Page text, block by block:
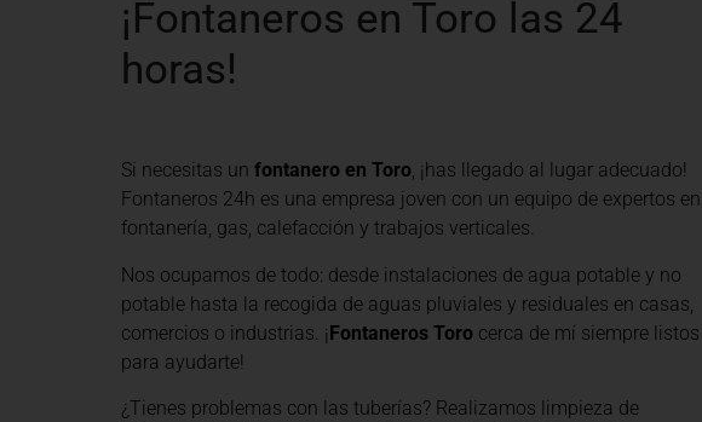
¡Fontaneros en Toro las 24
horas!
Si necesitas un fontanero en Toro, ¡has llegado al lugar adecuado!
Fontaneros 24h es una empresa joven con un equipo de expertos en
fontanería, gas, calefacción y trabajos verticales.
Nos ocupamos de todo: desde instalaciones de agua potable y no
potable hasta la recogida de aguas pluviales y residuales en casas,
comercios o industrias. ¡Fontaneros Toro cerca de mí siempre listos
para ayudarte!
¿Tienes problemas con las tuberías? Realizamos limpieza de